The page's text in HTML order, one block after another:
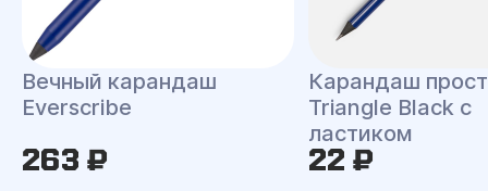
Вечный карандаш
Everscribe
263 ₽
Карандаш
Triangle Black с
ластиком
22 ₽